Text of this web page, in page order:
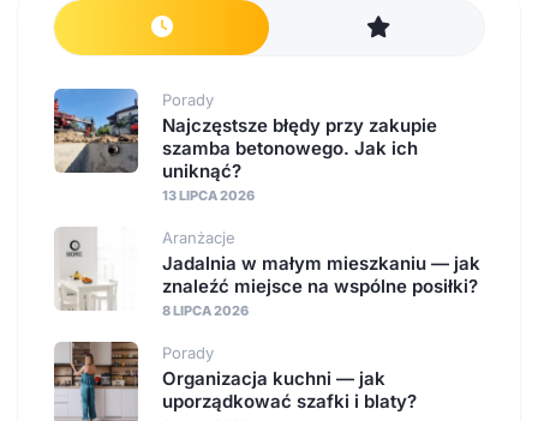
Porady
Najczęstsze błędy przy zakupie
szamba betonowego. Jak ich
uniknąć?
13 LIPCA 2026
Aranżacje
Jadalnia w małym mieszkaniu — jak
znaleźć miejsce na wspólne posiłki?
8 LIPCA 2026
Porady
Organizacja kuchni — jak
uporządkować szafki i blaty?